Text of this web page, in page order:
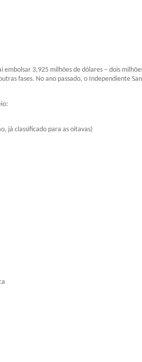
embolsar 3,925 milhões de dólares – dois
fases. No ano passado, o Independiente
já classificado para as oitavas)